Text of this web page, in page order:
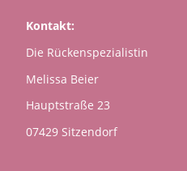
Kontakt:
Die Rückenspezialistin
Melissa Beier
Hauptstraße 23
07429 Sitzendorf